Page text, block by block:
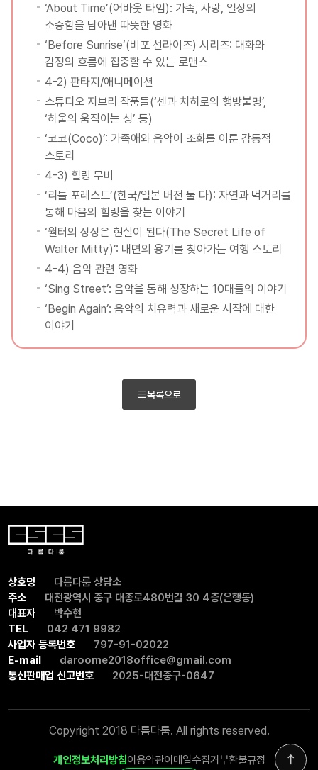
‘About Time’(어바웃 타임): 가족, 사랑, 일상의
소중함을 담아낸 따뜻한 영화
‘Before Sunrise’(비포 선라이즈) 시리즈: 대화와
감정의 흐름에 집중할 수 있는 로맨스
4-2) 판타지/애니메이션
스튜디오 지브리 작품들(‘센과 치히로의 행방불명’,
‘하울의 움직이는 성’ 등)
‘코코(Coco)’: 가족애와 음악이 조화를 이룬 감동적
스토리
4-3) 힐링 무비
‘리틀 포레스트’(한국/일본 버전 둘 다): 자연과 먹거리를
통해 마음의 힐링을 찾는 이야기
‘월터의 상상은 현실이 된다(The Secret Life of
Walter Mitty)’: 내면의 용기를 찾아가는 여행 스토리
4-4) 음악 관련 영화
‘Sing Street’: 음악을 통해 성장하는 10대들의 이야기
‘Begin Again’: 음악의 치유력과 새로운 시작에 대한
이야기
목록으로
상호명
다름다룸 상담소
주소
대전광역시 중구 대종로480번길 30 4층(은행동)
대표자
박수현
TEL
042 471 9982
사업자 등록번호
797-91-02022
E-mail
daroome2018office@gmail.com
통신판매업 신고번호
2025-대전중구-0647
Copyright 2018 다름다룸. All rights reserved.
개인정보처리방침이용약관이메일수집거부환불규정
위로 가기